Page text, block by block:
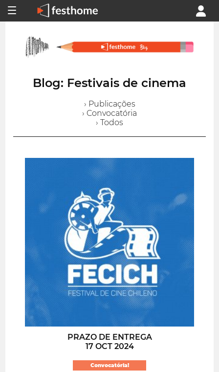
Blog: Festivais de cinema
› Publicações
› Convocatória
› Todos
PRAZO DE ENTREGA
17 OCT 2024
Convocatória!